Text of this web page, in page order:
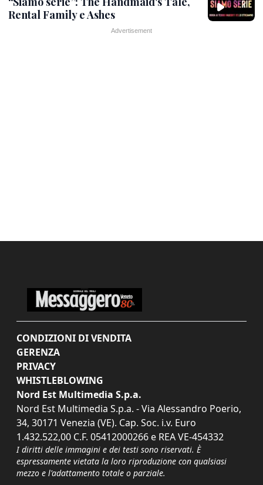
Rental Family e Ashes
CONDIZIONI DI VENDITA
GERENZA
PRIVACY
WHISTLEBLOWING
Nord Est Multimedia S.p.a.
Nord Est Multimedia S.p.a. - Via Alessandro Poerio,
34, 30171 Venezia (VE). Cap. Soc. i.v. Euro
1.432.522,00 C.F. 05412000266 e REA VE-454332
I diritti delle immagini e dei testi sono riservati. È
espressamente vietata la loro riproduzione con qualsiasi
mezzo e l'adattamento totale o parziale.